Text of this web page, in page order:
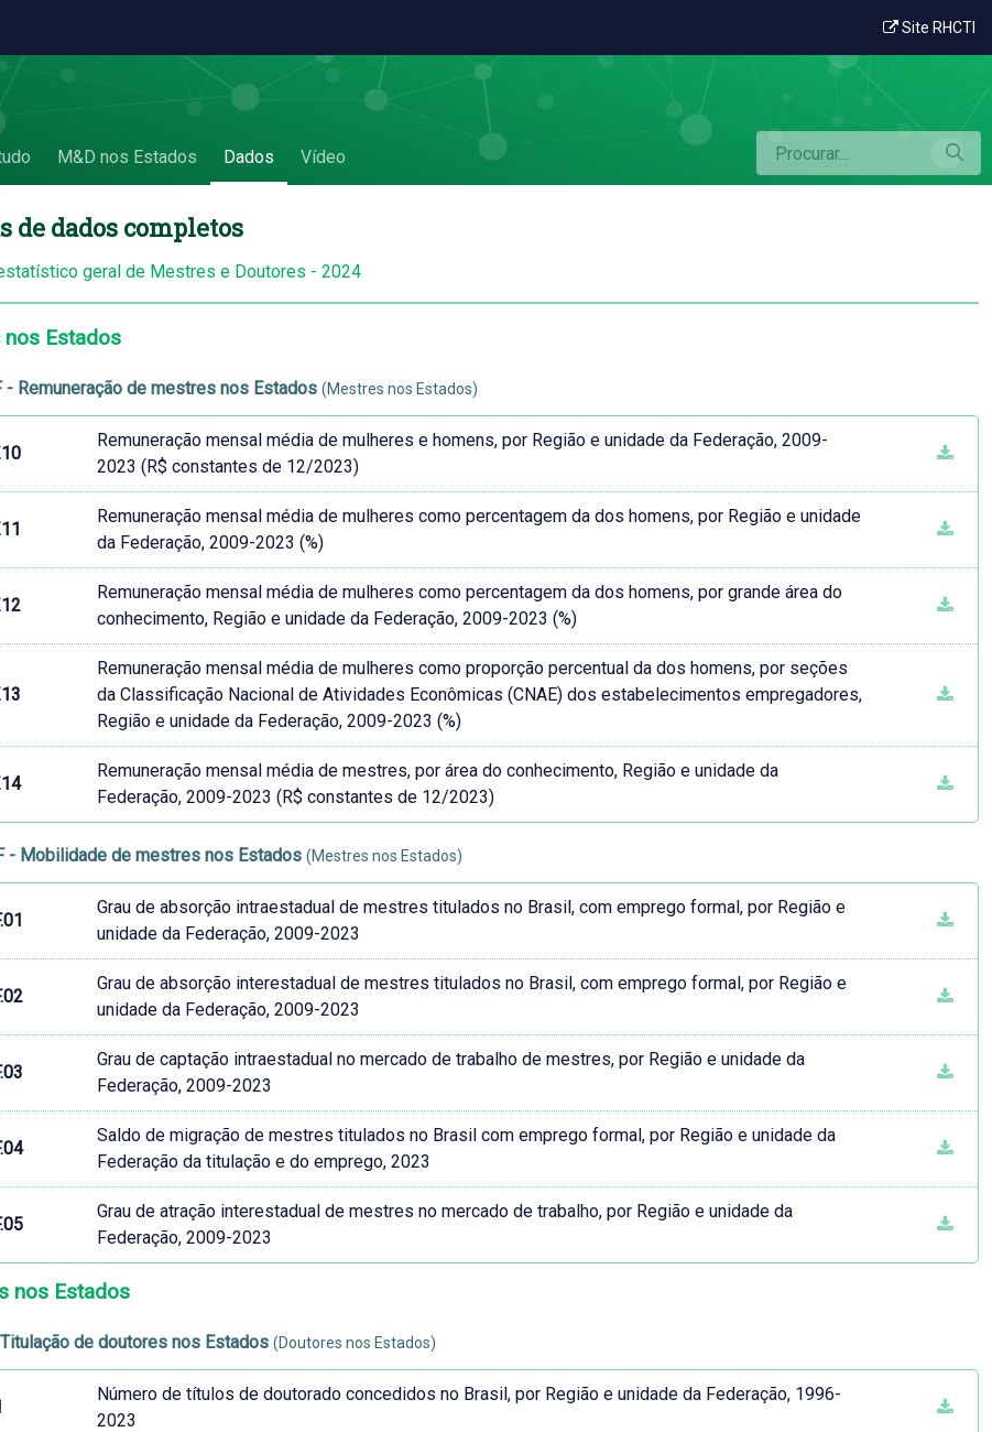
Site RHCTI
M&D nos Estados Dados Vídeo
de dados completos
geral de Mestres e Doutores - 2024
Estados
- Remuneração de mestres nos Estados (Mestres nos Estados)
Remuneração mensal média de mulheres e homens, por Região e unidade da Federação, 2009-
2023 (R$ constantes de 12/2023)
Remuneração mensal média de mulheres como percentagem da dos homens, por Região e unidade
da Federação, 2009-2023 (%)
Remuneração mensal média de mulheres como percentagem da dos homens, por grande área do
conhecimento, Região e unidade da Federação, 2009-2023 (%)
Remuneração mensal média de mulheres como proporção percentual da dos homens, por seções
da Classificação Nacional de Atividades Econômicas (CNAE) dos estabelecimentos empregadores,
Região e unidade da Federação, 2009-2023 (%)
Remuneração mensal média de mestres, por área do conhecimento, Região e unidade da
Federação, 2009-2023 (R$ constantes de 12/2023)
- Mobilidade de mestres nos Estados (Mestres nos Estados)
Grau de absorção intraestadual de mestres titulados no Brasil, com emprego formal, por Região e
unidade da Federação, 2009-2023
Grau de absorção interestadual de mestres titulados no Brasil, com emprego formal, por Região e
unidade da Federação, 2009-2023
Grau de captação intraestadual no mercado de trabalho de mestres, por Região e unidade da
Federação, 2009-2023
Saldo de migração de mestres titulados no Brasil com emprego formal, por Região e unidade da
Federação da titulação e do emprego, 2023
Grau de atração interestadual de mestres no mercado de trabalho, por Região e unidade da
Federação, 2009-2023
nos Estados
Titulação de doutores nos Estados (Doutores nos Estados)
Número de títulos de doutorado concedidos no Brasil, por Região e unidade da Federação, 1996-
2023